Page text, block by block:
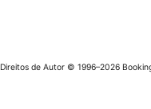
Direitos de Autor © 1996–2026